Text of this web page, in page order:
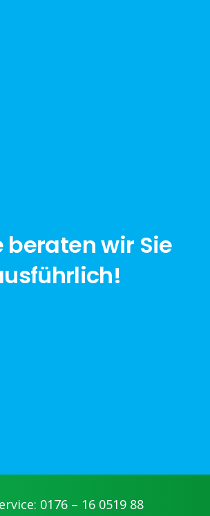
beraten wir Sie
0176 – 16 0519 88